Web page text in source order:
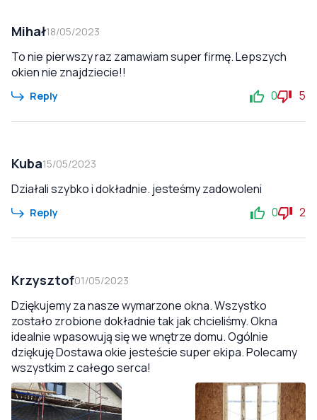
Mihał18/05/2023
To nie pierwszy raz zamawiam super firmę. Lepszych
okien nie znajdziecie!!
Reply 0 5
Kuba15/05/2023
Działali szybko i dokładnie. jesteśmy zadowoleni
Reply 0 2
Krzysztof01/05/2023
Dziękujemy za nasze wymarzone okna. Wszystko
zostało zrobione dokładnie tak jak chcieliśmy. Okna
idealnie wpasowują się we wnętrze domu. Ogólnie
dziękuję Dostawa okie jesteście super ekipa. Polecamy
wszystkim z całego serca!